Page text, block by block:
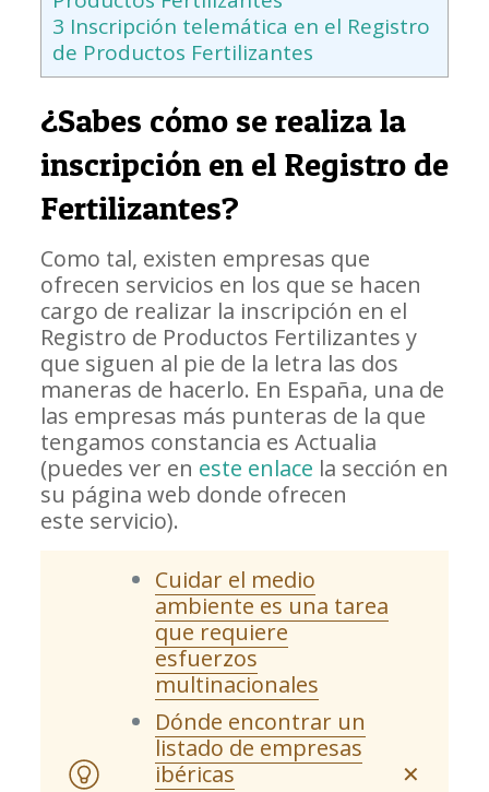
3 Inscripción telemática en el Registro
de Productos Fertilizantes
¿Sabes cómo se realiza la
inscripción en el Registro de
Fertilizantes?
Como tal, existen empresas que
ofrecen servicios en los que se hacen
cargo de realizar la inscripción en el
Registro de Productos Fertilizantes y
que siguen al pie de la letra las dos
maneras de hacerlo. En España, una de
las empresas más punteras de la que
tengamos constancia es Actualia
(puedes ver en este enlace la sección en
su página web donde ofrecen
este servicio).
Cuidar el medio
ambiente es una tarea
que requiere
esfuerzos
multinacionales
Dónde encontrar un
listado de empresas
ibéricas
✕